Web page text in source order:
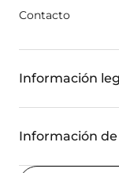
Contacto
Información
Información